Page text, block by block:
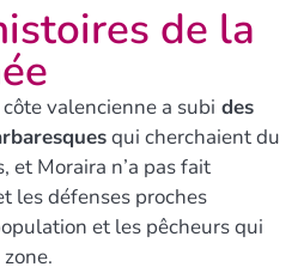
de la
valencienne a subi des
qui cherchaient du
et Moraira n’a pas fait
les défenses proches
et les pêcheurs qui